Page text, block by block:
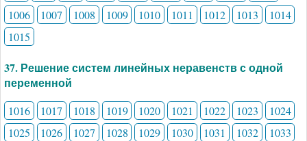
1006
1007 1008 1009 1010 1011 1012 1013
1014
1015
37. Решение систем линейных неравенств с одной
переменной
1016 1017 1018 1019 1020 1021 1022 1023
1024
1025
1026 1027 1028 1029 1030 1031 1032
1033